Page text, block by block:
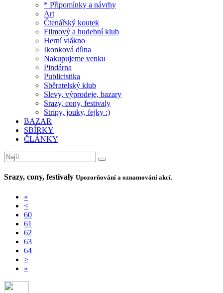
* Připomínky a návrhy
Art
Čtenářský koutek
Filmový a hudební klub
Herní vlákno
Ikonková dílna
Nakupujeme venku
Pindárna
Publicistika
Sběratelský klub
Slevy, výprodeje, bazary
Srazy, cony, festivaly
Stripy, jouky, fejky :)
BAZAR
SBÍRKY
ČLÁNKY
Srazy, cony, festivaly Upozorňování a oznamování akcí.
«
<
60
61
62
63
64
>
»